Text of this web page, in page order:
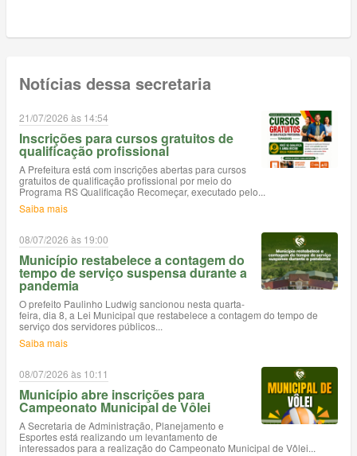
Notícias dessa secretaria
21/07/2026 às 14:54
Inscrições para cursos gratuitos de
qualificação profissional
A Prefeitura está com inscrições abertas para cursos
gratuitos de qualificação profissional por meio do
Programa RS Qualificação Recomeçar, executado pelo...
Saiba mais
08/07/2026 às 19:00
Município restabelece a contagem do
tempo de serviço suspensa durante a
pandemia
O prefeito Paulinho Ludwig sancionou nesta quarta-
feira, dia 8, a Lei Municipal que restabelece a contagem do tempo de
serviço dos servidores públicos...
Saiba mais
08/07/2026 às 10:11
Município abre inscrições para
Campeonato Municipal de Vôlei
A Secretaria de Administração, Planejamento e
Esportes está realizando um levantamento de
interessados para a realização do Campeonato Municipal de Vôlei...